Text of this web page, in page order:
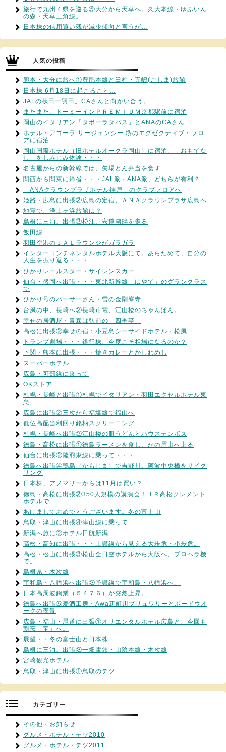
旅行で九州４県を巡る⑤大分から天草へ。久大本線・ゆふいん
の森・天草三角線。
日本株の信用買い残が減少傾向と言うが…
人気の投稿
熊本・大分に旅へ①豊肥本線と臼杵・五嶋(ごしま)旅館
日本株 6月18日に起こること…
JALの秋田ー羽田。CAさんと向かい合う。
またまた、ドーミーインＰＲＥＭＩＵＭ京都駅前に宿泊
岡山のイタリアン「タボーラタパス」とANAのCAさん
ホテル・アゴーラ リージェンシー 堺のエグゼクティブ・フロ
アに宿泊
岡山国際ホテル（旧ホテルオークラ岡山）に宿泊。「おもてな
し」をしみじみ体験・・・
名古屋からの新幹線では、矢場とん弁当を食す
関西から関東に帰省・・・JAL派・ANA派、どちらが有利？
「ANAクラウンプラザホテル神戸」のクラブフロアへ
姫路・広島に出張②広島の定宿、ＡＮＡクラウンプラザ広島へ
地震で、浄土ヶ浜旅館は？
島根に三泊、出張②松江、宍道湖畔を走る
飯田線
羽田空港のＪＡＬラウンジがガラガラ
インターコンチネンタルホテル大阪にて。あらためて、自分の
人生を振り返る・・・
ひかりレールスター・サイレンスカー
仙台・盛岡へ出張・・・東北新幹線「はやて」のグランクラス
で
ひかり号のパーサーさん・雪の金剛峯寺
台風の中、長崎へ②長崎市電、江山楼のちゃんぽん。
幸せの居酒屋・青森は弘前の「四季亭」
高松に出張②幸せの宿：小豆島シーサイドホテル・松風
トランプ劇場・・・銀行株、今度こそ相場になるのか？
下関・熊本に出張・・・焼きカレーとかしわめし
スーパーホテル
広島・可部線に乗って
OKストア
札幌・長崎と出張①札幌でイタリアン・羽田エクセルホテル東
急
広島に出張②三次から福塩線で福山へ
低位高配当利回り銘柄スクリーニング
札幌・長崎へ出張②江山楼の皿うどんとハウステンボス
徳島・高松に出張①徳島ラーメンを食し、かの眉山へ上る
仙台に出張②陸羽東線に乗って・・・
徳島へ出張④鴨島（かもじま）で吉野川、阿波中央橋をサイク
リング
日本株、アノマリーからは11月は買い？
徳島・高松に出張②350人規模の講演会！ＪＲ高松クレメント
ホテルで
あけましておめでとうございます。冬の富士山
鳥取・津山に出張④津山線に乗って
新潟へ旅に②ホテル日航新潟
高松・高知に出張・・・土讃線から見える大歩危・小歩危。
高松・松山に出張③松山全日空ホテルから大阪へ、プロペラ機
で。
島根県・木次線
宇和島・八幡浜へ出張③予讃線で宇和島・八幡浜へ。
日本高周波鋼業（５４７６）が突然上昇。
徳島へ出張⑤麦酒工房・Awa新町川ブリュワリーとボードウオ
ークの夜景
広島・福山・尾道に出張①オリエンタルホテル広島と、今回も
割烹「宝」へ。
展望・・冬の富士山と日本株
島根に三泊、出張③一畑電鉄・山陰本線・木次線
宮崎観光ホテル
鳥取・津山に出張①鳥取のテツ
カテゴリー
その他・お知らせ
グルメ・ホテル・テツ2010
グルメ・ホテル・テツ2011